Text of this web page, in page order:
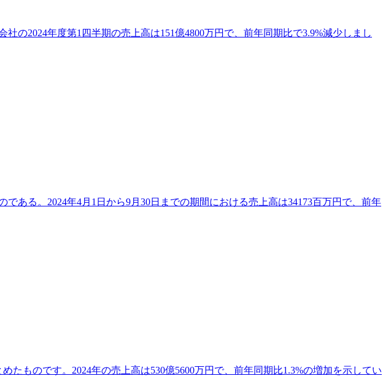
の2024年度第1四半期の売上高は151億4800万円で、前年同期比で3.9%減少しまし
ある。2024年4月1日から9月30日までの期間における売上高は34173百万円で、前年
ものです。2024年の売上高は530億5600万円で、前年同期比1.3%の増加を示してい